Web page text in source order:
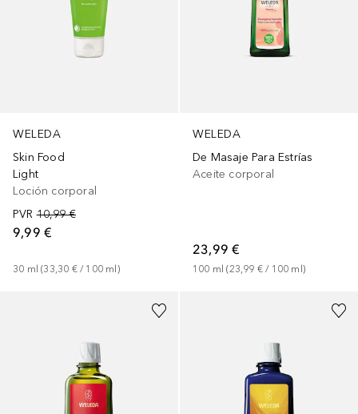
WELEDA
Skin Food
Light
Loción corporal
PVR 10,99 €
9,99 €
30 ml (33,30 € / 100 ml )
WELEDA
De Masaje Para Estrías
Aceite corporal
23,99 €
100 ml (23,99 € / 100 ml)